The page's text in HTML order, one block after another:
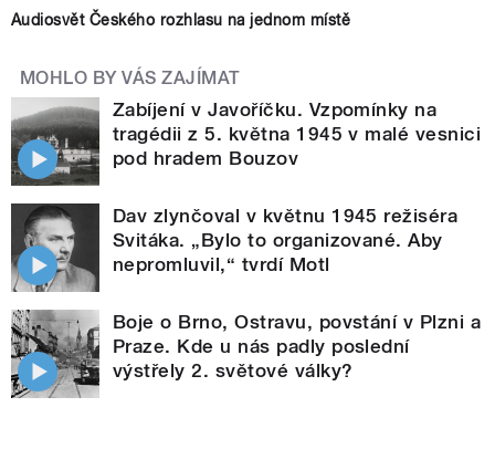
Audiosvět Českého rozhlasu na jednom místě
MOHLO BY VÁS ZAJÍMAT
Zabíjení v Javoříčku. Vzpomínky na
tragédii z 5. května 1945 v malé vesnici
pod hradem Bouzov
Dav zlynčoval v květnu 1945 režiséra
Svitáka. „Bylo to organizované. Aby
nepromluvil,“ tvrdí Motl
Boje o Brno, Ostravu, povstání v Plzni a
Praze. Kde u nás padly poslední
výstřely 2. světové války?